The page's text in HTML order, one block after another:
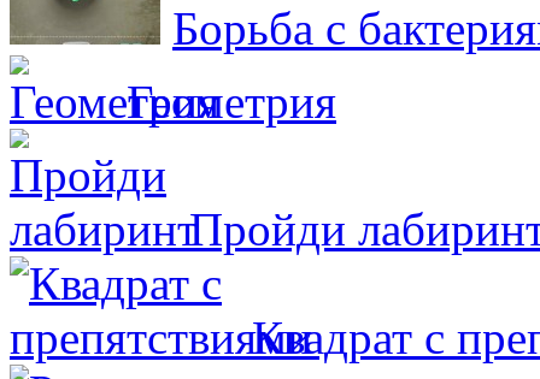
Борьба с
Геометрия
Пройди
Квадрат с